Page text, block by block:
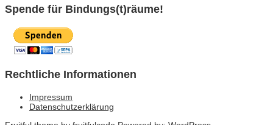
Spende für Bindungs(t)räume!
Rechtliche Informationen
Impressum
Datenschutzerklärung